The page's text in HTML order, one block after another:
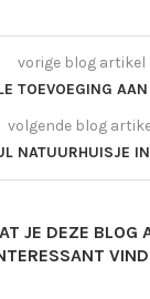
vorige blog artikel
TOEVOEGING
volgende blog
NATUURHUISJE
JE DEZE BLOG